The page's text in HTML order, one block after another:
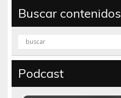
Buscar contenidos
Podcast